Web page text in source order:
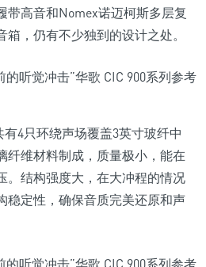
带高音和Nomex诺迈柯斯多层复
，仍有不少独到的设计之处。
有4只环绕声场覆盖3英寸玻纤中
纤维材料制成，质量极小，能在
。结构强度大，在大冲程的情况
稳定性，确保音质完美还原和声